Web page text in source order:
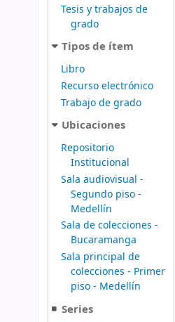
Tesis y trabajos de
grado
Tipos de ítem
Libro
Recurso electrónico
Trabajo de grado
Ubicaciones
Repositorio
Institucional
Sala audiovisual -
Segundo piso -
Medellín
Sala de colecciones -
Bucaramanga
Sala principal de
colecciones - Primer
piso - Medellín
Series